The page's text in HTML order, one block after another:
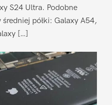
S24 Ultra. Podobne
półki: Galaxy A54,
[…]